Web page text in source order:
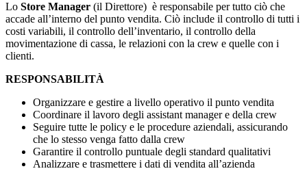
Lo Store Manager (il Direttore) è responsabile per tutto ciò che
accade all’interno del punto vendita. Ciò include il controllo di tutti i
costi variabili, il controllo dell’inventario, il controllo della
movimentazione di cassa, le relazioni con la crew e quelle con i
clienti.
RESPONSABILITÀ
Organizzare e gestire a livello operativo il punto vendita
Coordinare il lavoro degli assistant manager e della crew
Seguire tutte le policy e le procedure aziendali, assicurando
che lo stesso venga fatto dalla crew
Garantire il controllo puntuale degli standard qualitativi
Analizzare e trasmettere i dati di vendita all’azienda